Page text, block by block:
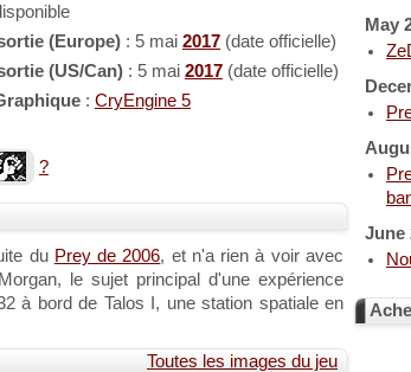
(Europe) : 5 mai 2017 (date officielle)
(US/Can) : 5 mai 2017 (date officielle)
: CryEngine 5
?
du Prey de 2006, et n'a rien à voir avec
le sujet principal d'une expérience
à bord de Talos I, une station spatiale en
Toutes les images du jeu
May
June